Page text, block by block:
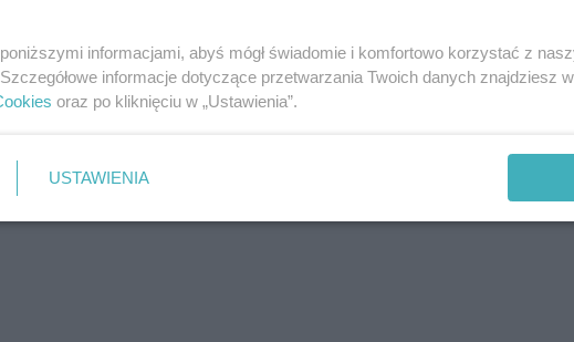
informacjami, abyś mógł świadomie i komfortowo korzystać z
informacje dotyczące przetwarzania Twoich danych znajdziesz w
oraz po kliknięciu w „Ustawienia”.
USTAWIENIA